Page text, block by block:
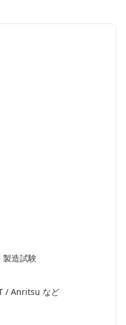
製造試験
/ Anritsu など